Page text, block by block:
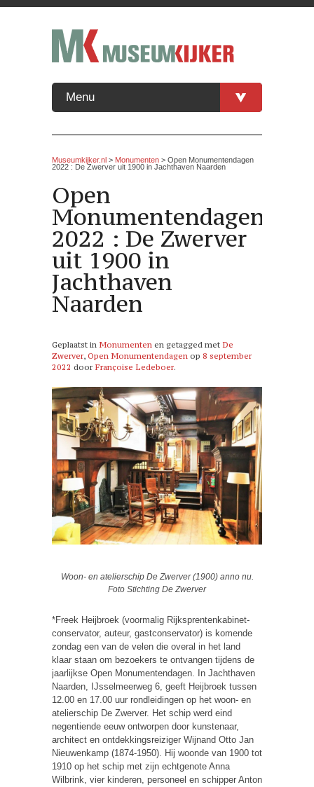
Menu
Museumkijker.nl > Monumenten > Open Monumentendagen
2022 : De Zwerver uit 1900 in Jachthaven Naarden
Open
Monumentendagen
2022 : De Zwerver
uit 1900 in
Jachthaven
Naarden
Geplaatst in Monumenten en getagged met De
Zwerver, Open Monumentendagen op 8 september
2022 door Françoise Ledeboer.
Woon- en atelierschip De Zwerver (1900) anno nu.
Foto Stichting De Zwerver
*Freek Heijbroek (voormalig Rijksprentenkabinet-
conservator, auteur, gastconservator) is komende
zondag een van de velen die overal in het land
klaar staan om bezoekers te ontvangen tijdens de
jaarlijkse Open Monumentendagen. In Jachthaven
Naarden, IJsselmeerweg 6, geeft Heijbroek tussen
12.00 en 17.00 uur rondleidingen op het woon- en
atelierschip De Zwerver. Het schip werd eind
negentiende eeuw ontworpen door kunstenaar,
architect en ontdekkingsreiziger Wijnand Otto Jan
Nieuwenkamp (1874-1950). Hij woonde van 1900 tot
1910 op het schip met zijn echtgenote Anna
Wilbrink, vier kinderen, personeel en schipper Anton